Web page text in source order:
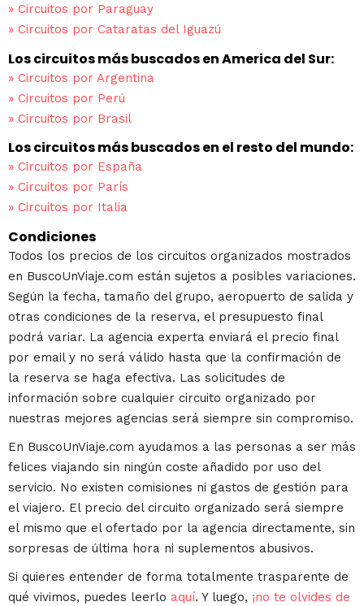
» Circuitos por Paraguay
» Circuitos por Cataratas del Iguazú
Los circuitos más buscados en America del Sur:
» Circuitos por Argentina
» Circuitos por Perú
» Circuitos por Brasil
Los circuitos más buscados en el resto del mundo:
» Circuitos por España
» Circuitos por París
» Circuitos por Italia
Condiciones
Todos los precios de los circuitos organizados mostrados
en BuscoUnViaje.com están sujetos a posibles variaciones.
Según la fecha, tamaño del grupo, aeropuerto de salida y
otras condiciones de la reserva, el presupuesto final
podrá variar. La agencia experta enviará el precio final
por email y no será válido hasta que la confirmación de
la reserva se haga efectiva. Las solicitudes de
información sobre cualquier circuito organizado por
nuestras mejores agencias será siempre sin compromiso.
En BuscoUnViaje.com ayudamos a las personas a ser más
felices viajando sin ningún coste añadido por uso del
servicio. No existen comisiones ni gastos de gestión para
el viajero. El precio del circuito organizado será siempre
el mismo que el ofertado por la agencia directamente, sin
sorpresas de última hora ni suplementos abusivos.
Si quieres entender de forma totalmente trasparente de
qué vivimos, puedes leerlo aquí. Y luego, ¡no te olvides de